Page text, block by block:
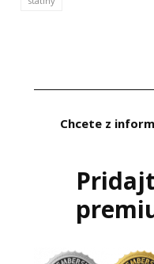
Chcete z